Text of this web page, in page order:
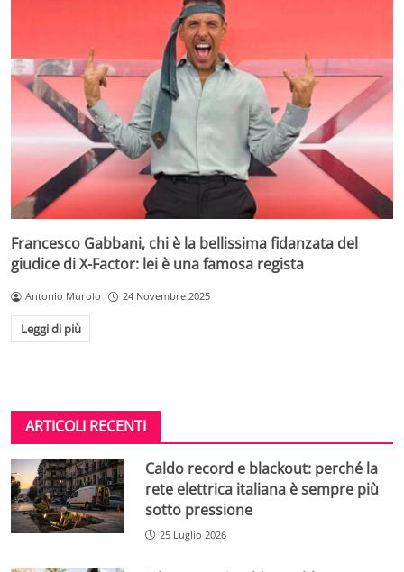
Francesco Gabbani, chi è la bellissima fidanzata del
giudice di X-Factor: lei è una famosa regista
Antonio Murolo 24 Novembre 2025
Leggi di più
ARTICOLI RECENTI
Caldo record e blackout: perché la
rete elettrica italiana è sempre più
sotto pressione
25 Luglio 2026